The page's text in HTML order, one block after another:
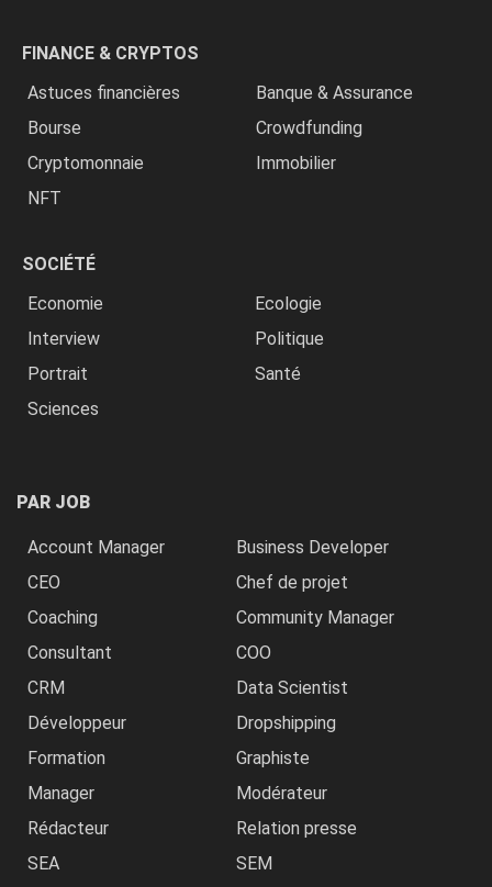
FINANCE & CRYPTOS
Astuces financières
Banque & Assurance
Bourse
Crowdfunding
Cryptomonnaie
Immobilier
NFT
SOCIÉTÉ
Economie
Ecologie
Interview
Politique
Portrait
Santé
Sciences
PAR JOB
Account Manager
Business Developer
CEO
Chef de projet
Coaching
Community Manager
Consultant
COO
CRM
Data Scientist
Développeur
Dropshipping
Formation
Graphiste
Manager
Modérateur
Rédacteur
Relation presse
SEA
SEM